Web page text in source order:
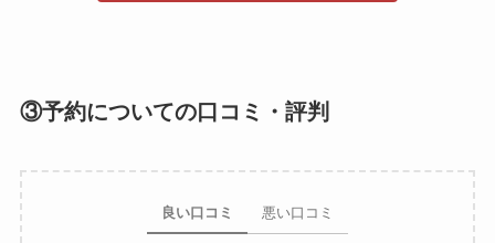
③予約についての口コミ・評判
良い口コミ 悪い口コミ